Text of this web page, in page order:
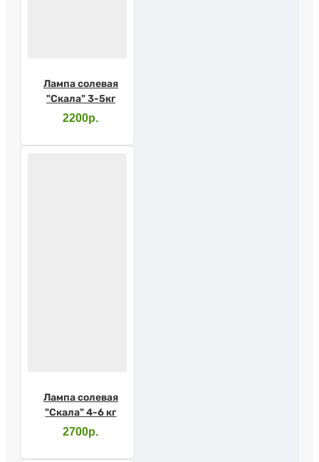
Лампа солевая
"Скала" 3-5кг
2200р.
Лампа солевая
"Скала" 4-6 кг
2700р.